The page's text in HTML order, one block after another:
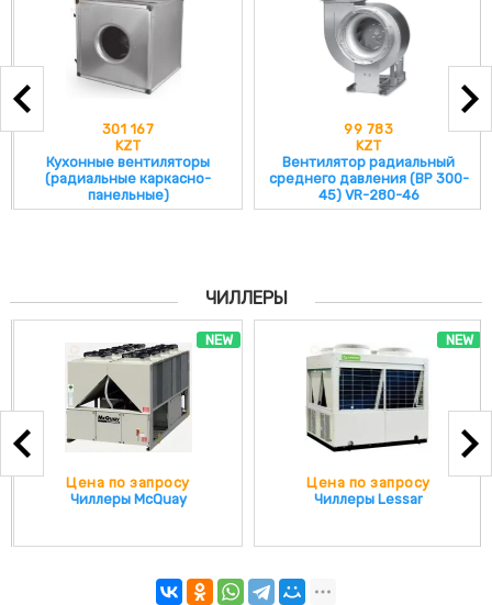
301 167
KZT
Кухонные вентиляторы
(радиальные каркасно-
панельные)
99 783
KZT
Вентилятор радиальный
среднего давления (ВР 300-
45) VR-280-46
ЧИЛЛЕРЫ
NEW
Цена по запросу
Чиллеры McQuay
NEW
Цена по запросу
Чиллеры Lessar